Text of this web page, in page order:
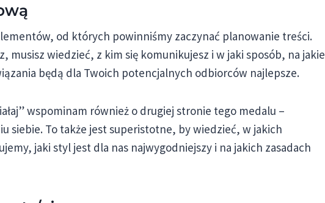
od których powinniśmy zaczynać planowanie treści.
musisz wiedzieć, z kim się komunikujesz i w jaki sposób, na jakie
będą dla Twoich potencjalnych odbiorców najlepsze.
wspominam również o drugiej stronie tego medalu –
siebie. To także jest superistotne, by wiedzieć, w jakich
jaki styl jest dla nas najwygodniejszy i na jakich zasadach